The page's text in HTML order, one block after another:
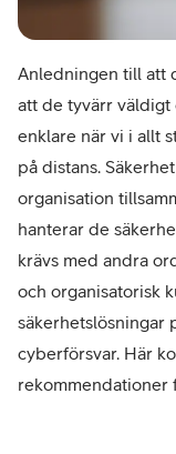
Anledningen till att
att de tyvärr
enklare när vi i allt
på distans.
organisation
hanterar de
krävs med andra
och organisatorisk
säkerhetslösningar
cyberförsvar. Här
rekommendationer